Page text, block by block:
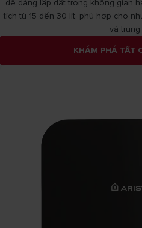
dễ dàng lắp đặt trong không gian
tích từ 15 đến 30 lít, phù hợp cho
và trung
KHÁM PHÁ TẤT